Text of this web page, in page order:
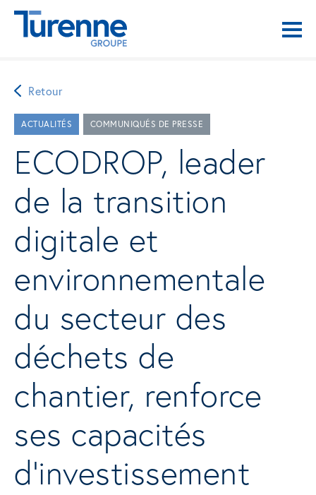
Retour
ACTUALITÉS COMMUNIQUÉS DE PRESSE
ECODROP, leader
de la transition
digitale et
environnementale
du secteur des
déchets de
chantier, renforce
ses capacités
d’investissement